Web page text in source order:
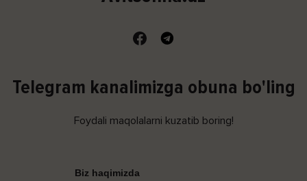
Telegram kanalimizga obuna bo'ling
Foydali maqolalarni kuzatib boring!
Biz haqimizda